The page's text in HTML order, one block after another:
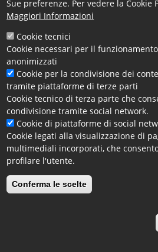
L’incontro, dal titolo
online – Strategie di marketing”
prossimo28 maggio 2026 alle
a imprese, professionisti e
interessati ad approfondire le
dalla comunicazione digitale.
Nel corso dell’evento si parlerà
aumentare la visibilità sul web,
strumenti utili per sviluppare il
raggiungere nuovi clienti
La partecipazione è gratuita,
registrazione online, tramite il
link: https://forms.gle/
Sue preferenze. Per vedere la Cookie
Maggiori Informazioni
Cookie tecnici
Cookie necessari per il
anonimizzati
Cookie per la condivisione dei
tramite piattaforme di terze parti
Cookie tecnico di terza parte che
condivisione tramite social network.
Cookie di piattaforme di social
Cookie legati alla visualizzazione di
multimediali incorporati, che
profilare l'utente.
Conferma le scelte